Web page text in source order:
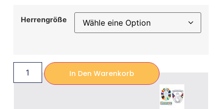
Herrengröße
In Den Warenkorb